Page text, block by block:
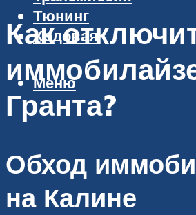
Тюнинг
Ходовая
Меню
Как
Гранта?
Обход
на Калине